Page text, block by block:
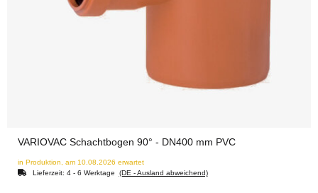
VARIOVAC Schachtbogen 90° - DN400 mm PVC
in Produktion, am 10.08.2026 erwartet
Lieferzeit: 4 - 6 Werktage (DE - Ausland abweichend)